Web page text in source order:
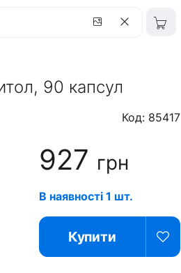
90 капсул
Код: 85417
927 грн
В наявності 1 шт.
Купити